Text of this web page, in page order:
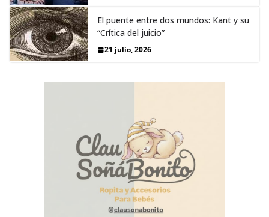
El puente entre dos mundos: Kant y su
“Crítica del juicio”
21 julio, 2026